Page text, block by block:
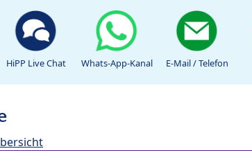
HiPP Live Chat Whats-App-Kanal E-Mail / Telefon